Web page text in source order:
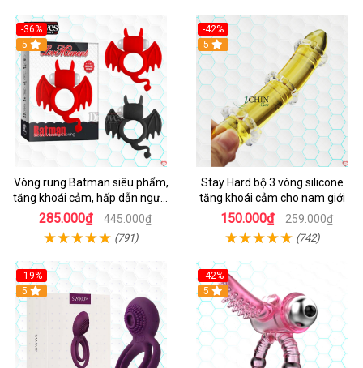
-36%
5
Vòng rung Batman siêu phẩm,
tăng khoái cảm, hấp dẫn người
dùng
285.000₫ 445.000₫
(791)
-42%
5
Stay Hard bộ 3 vòng silicone
tăng khoái cảm cho nam giới
150.000₫ 259.000₫
(742)
-19%
5
-42%
5